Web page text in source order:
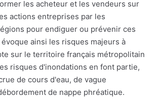
les acheteur et les vendeurs sur
actions entreprises par les
pour endiguer ou prévenir ces
ainsi les risques majeurs à
sur le territoire français métropolitain
risques d'inondations en font partie,
de cours d'eau, de vague
de nappe phréatique.